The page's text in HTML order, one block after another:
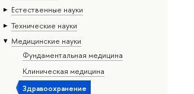
Естественные науки
Тех­ничес­кие науки
Медицинские науки
Фундаментальная медицина
Клиническая медицина
Здравоохранение